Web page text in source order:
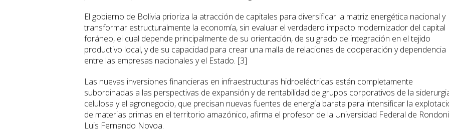
El gobierno de Bolivia prioriza la atracción de capitales para diversificar la matriz energética nacional y
transformar estructuralmente la economía, sin evaluar el verdadero impacto modernizador del capital
foráneo, el cual depende principalmente de su orientación, de su grado de integración en el tejido
productivo local, y de su capacidad para crear una malla de relaciones de cooperación y dependencia
entre las empresas nacionales y el Estado. [3]
Las nuevas inversiones financieras en infraestructuras hidroeléctricas están completamente
subordinadas a las perspectivas de expansión y de rentabilidad de grupos corporativos de la
celulosa y el agronegocio, que precisan nuevas fuentes de energía barata para intensificar la
de materias primas en el territorio amazónico, afirma el profesor de la Universidad Federal de
Luis Fernando Novoa.